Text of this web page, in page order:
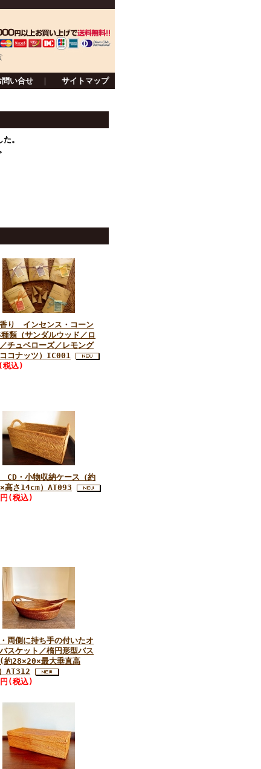
問い合せ ｜ サイトマップ
。
り インセンス・コーン
類（サンダルウッド／ロ
チュベローズ／レモング
コナッツ）IC001
税込)
CD・小物収納ケース（約
高さ14cm）AT093
(税込)
両側に持ち手の付いたオ
スケット／楕円形型バス
約28×20×最大垂直高
AT312
(税込)